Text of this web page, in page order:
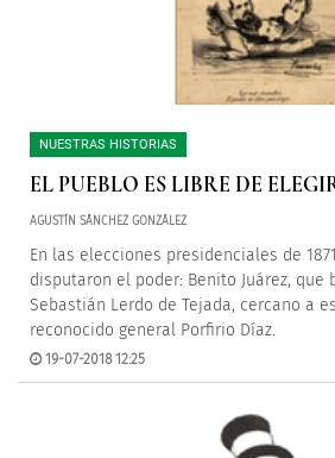
NUESTRAS HISTORIAS
EL PUEBLO ES LIBRE DE
AGUSTÍN SÁNCHEZ GONZÁLEZ
En las elecciones presidenciales de
disputaron el poder: Benito Juárez, que
Sebastián Lerdo de Tejada, cercano a
reconocido general Porfirio Díaz.
19-07-2018 12:25